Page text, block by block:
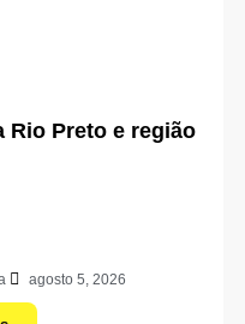
Rio Preto e região
agosto 5, 2026